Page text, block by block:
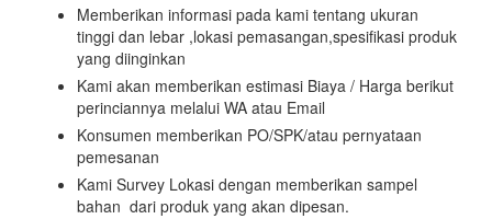
Memberikan informasi pada kami tentang ukuran
tinggi dan lebar ,lokasi pemasangan,spesifikasi produk
yang diinginkan
Kami akan memberikan estimasi Biaya / Harga berikut
perinciannya melalui WA atau Email
Konsumen memberikan PO/SPK/atau pernyataan
pemesanan
Kami Survey Lokasi dengan memberikan sampel
bahan dari produk yang akan dipesan.